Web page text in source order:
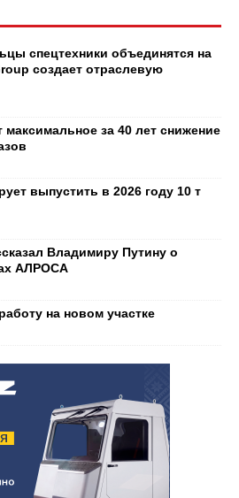
спецтехники объединятся на
создает отраслевую
за 40 лет снижение
выпустить в 2026 году 10 т
Владимиру Путину о
АЛРОСА
на новом участке